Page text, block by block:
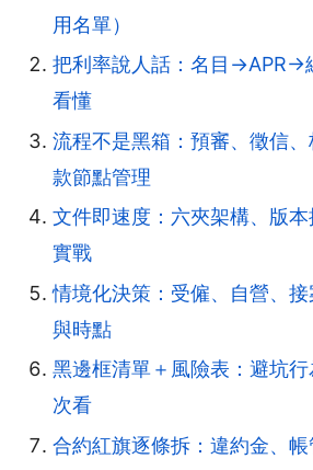
用名單）
把利率說人話：名目→APR→
看懂
流程不是黑箱：預審、徵信
款節點管理
文件即速度：六夾架構、版
實戰
情境化決策：受僱、自營、
與時點
黑邊框清單＋風險表：避坑
次看
合約紅旗逐條拆：違約金、